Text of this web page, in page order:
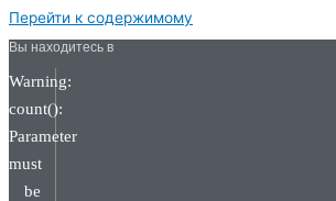
Перейти к содержимому
Вы находитесь в
Warning:
count():
Parameter
must
be